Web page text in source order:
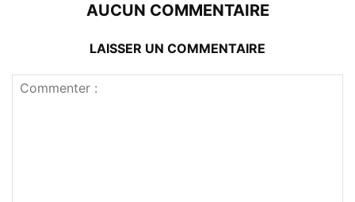
AUCUN COMMENTAIRE
LAISSER UN COMMENTAIRE